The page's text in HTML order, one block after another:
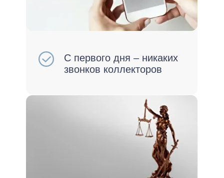
исполнительные
производства
Сохраним ваше личное